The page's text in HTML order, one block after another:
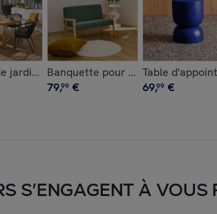
ALMA
CAJA
bacs de rangement (lot de 2) SORA X2
jardin empilable acier et cordes (lot de 4)
Banquette pour enfant velours
79,99 €
Table
69,99 €
S’ENGAGENT À VOUS